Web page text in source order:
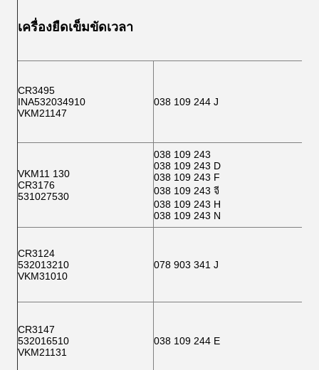
เครื่องยืดเข็มขัดเวลา
CR3495
INA532034910
VKM21147
038 109 244 J
VKM11 130
CR3176
531027530
038 109 243
038 109 243 D
038 109 243 F
038 109 243 จี
038 109 243 H
038 109 243 N
CR3124
532013210
VKM31010
078 903 341 J
CR3147
532016510
VKM21131
038 109 244 E